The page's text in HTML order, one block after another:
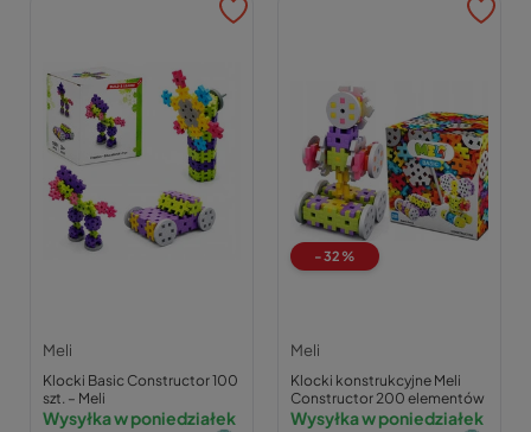
Meli
Klocki Basic Constructor 100
szt. – Meli
Wysyłka w poniedziałek
-32%
Meli
Klocki konstrukcyjne Meli
Constructor 200 elementów
Wysyłka w poniedziałek